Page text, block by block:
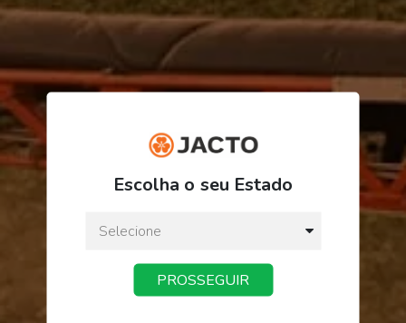
R$ 2.489,09
ou3xde R$ 829,69
Preço a vista:
Escolha o seu Estado
PROSSEGUIR